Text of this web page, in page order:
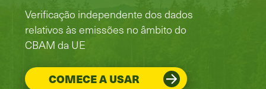
Verificação independente dos dados
relativos às emissões no âmbito do
CBAM da UE
COMECE A USAR